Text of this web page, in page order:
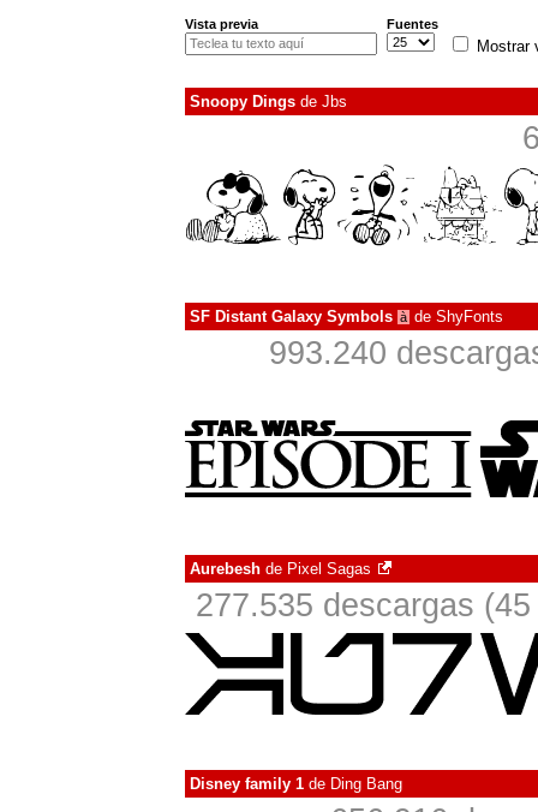
Vista previa Fuentes
Mostrar
Snoopy Dings de Jbs
SF Distant Galaxy Symbols à de ShyFonts
993.240
Aurebesh de Pixel Sagas
277.535 descargas
Disney family 1 de Ding Bang